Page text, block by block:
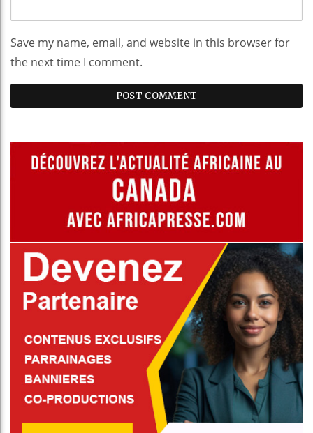
Save my name, email, and website in this browser for
the next time I comment.